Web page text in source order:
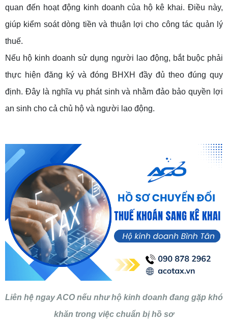
quan đến hoạt động kinh doanh của hộ kê khai. Điều này,
giúp kiểm soát dòng tiền và thuận lợi cho công tác quản lý
thuế.
Nếu hộ kinh doanh sử dụng người lao động, bắt buộc phải
thực hiện đăng ký và đóng BHXH đầy đủ theo đúng quy
định. Đây là nghĩa vụ phát sinh và nhằm đảo bảo quyền lợi
an sinh cho cả chủ hộ và người lao động.
Liên hệ ngay ACO nếu như hộ kinh doanh đang gặp khó
khăn trong việc chuẩn bị hồ sơ